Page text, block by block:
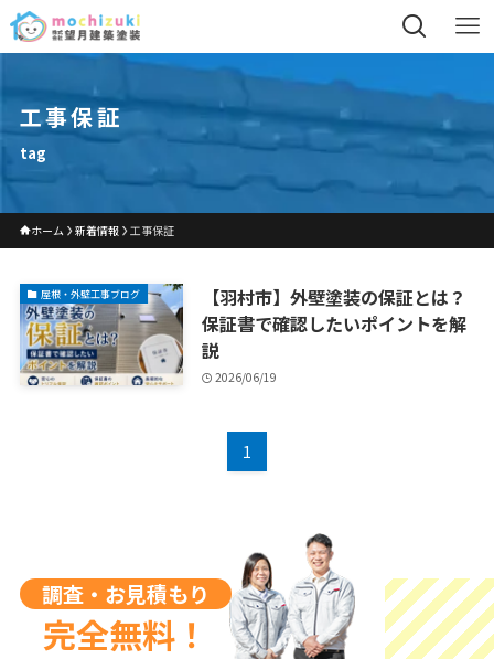
工事保証
tag
ホーム 新着情報 工事保証
屋根・外壁工事ブログ
【羽村市】外壁塗装の保証とは？
保証書で確認したいポイントを解
説
2026/06/19
1
調査・お見積もり
完全無料！